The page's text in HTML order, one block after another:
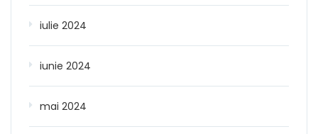
iulie 2024
iunie 2024
mai 2024